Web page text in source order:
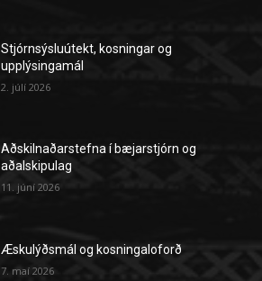
Stjórnsýsluútekt, kosningar og
upplýsingamál
2. júlí 2026
Aðskilnaðarstefna í bæjarstjórn og
aðalskipulag
11. júní 2026
Æskulýðsmál og kosningaloforð
7. maí 2026